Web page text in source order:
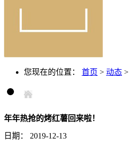
您现在的位置： 首页 > 动态 >
年年热抢的烤红薯回来啦！
日期： 2019-12-13